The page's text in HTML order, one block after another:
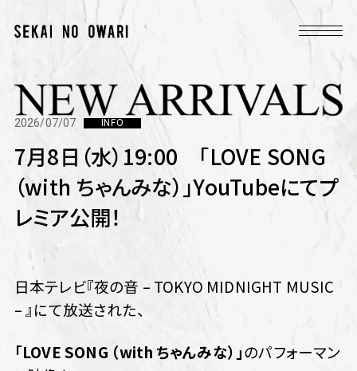
2026/07/07 INFO
7月8日（水）19:00 「LOVE SONG
（with ちゃんみな）」YouTubeにてプ
レミア公開！
日本テレビ『夜の音 – TOKYO MIDNIGHT MUSIC
– 』にて放送された、
「LOVE SONG （with ちゃんみな）」のパフォーマン